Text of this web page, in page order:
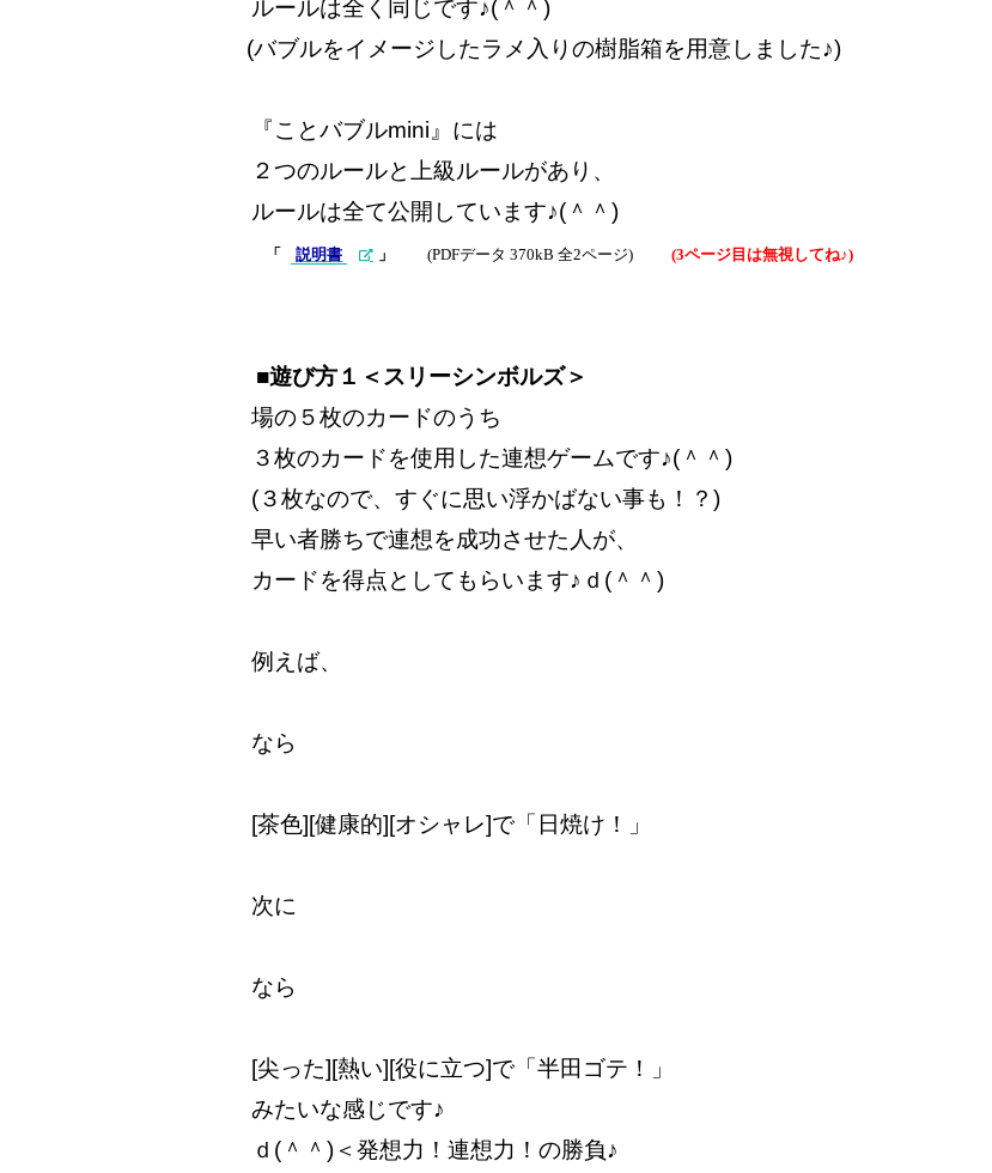
ルールは全く同じです♪(＾＾)
(バブルをイメージしたラメ入りの樹脂箱を用意しました♪)
『ことバブルmini』には
２つのルールと上級ルールがあり、
ルールは全て公開しています♪(＾＾)
「 説明書 」 (PDFデータ 370kB 全2ページ) (3ページ目は無視してね♪)
■遊び方１＜スリーシンボルズ＞
場の５枚のカードのうち
３枚のカードを使用した連想ゲームです♪(＾＾)
(３枚なので、すぐに思い浮かばない事も！？)
早い者勝ちで連想を成功させた人が、
カードを得点としてもらいます♪ｄ(＾＾)
例えば、
なら
[茶色][健康的][オシャレ]で「日焼け！」
次に
なら
[尖った][熱い][役に立つ]で「半田ゴテ！」
みたいな感じです♪
ｄ(＾＾)＜発想力！連想力！の勝負♪